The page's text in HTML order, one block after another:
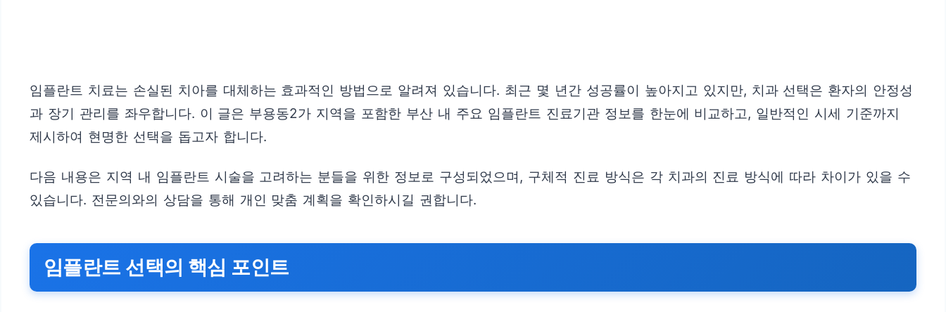
임플란트 치료는 손실된 치아를 대체하는 효과적인 방법으로 알려져 있습니다. 최근 몇 년간 성공률이 높아지고 있지만, 치과 선택은 환자의 안정성
과 장기 관리를 좌우합니다. 이 글은 부용동2가 지역을 포함한 부산 내 주요 임플란트 진료기관 정보를 한눈에 비교하고, 일반적인 시세 기준까지
제시하여 현명한 선택을 돕고자 합니다.
다음 내용은 지역 내 임플란트 시술을 고려하는 분들을 위한 정보로 구성되었으며, 구체적 진료 방식은 각 치과의 진료 방식에 따라 차이가 있을 수
있습니다. 전문의와의 상담을 통해 개인 맞춤 계획을 확인하시길 권합니다.
임플란트 선택의 핵심 포인트